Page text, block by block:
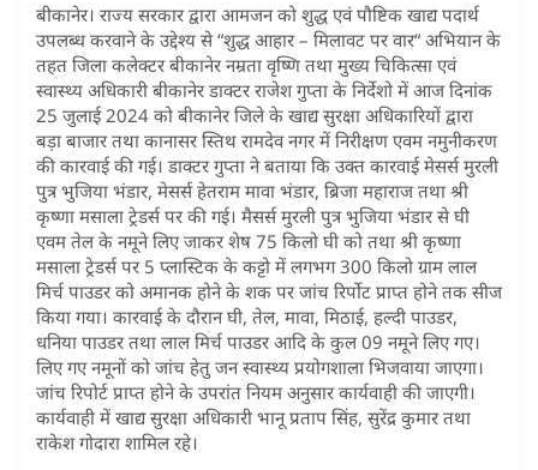
बीकानेर। राज्य सरकार द्वारा आमजन को शुद्ध एवं पौष्टिक खाद्य पदार्थ
उपलब्ध करवाने के उद्देश्य से “शुद्ध आहार – मिलावट पर वार“ अभियान के
तहत जिला कलेक्टर बीकानेर नम्रता वृष्णि तथा मुख्य चिकित्सा एवं
स्वास्थ्य अधिकारी बीकानेर डाक्टर राजेश गुप्ता के निर्देशो में आज दिनांक
25 जुलाई 2024 को बीकानेर जिले के खाद्य सुरक्षा अधिकारियों द्वारा
बड़ा बाजार तथा कानासर स्तिथ रामदेव नगर में निरीक्षण एवम नमुनीकरण
की कारवाई की गई। डाक्टर गुप्ता ने बताया कि उक्त कारवाई मेसर्स मुरली
पुत्र भुजिया भंडार, मेसर्स हेतराम मावा भंडार, ब्रिजा महाराज तथा श्री
कृष्णा मसाला ट्रेडर्स पर की गई। मैसर्स मुरली पुत्र भुजिया भंडार से घी
एवम तेल के नमूने लिए जाकर शेष 75 किलो घी को तथा श्री कृष्णा
मसाला ट्रेडर्स पर 5 प्लास्टिक के कट्टो में लगभग 300 किलो ग्राम लाल
मिर्च पाउडर को अमानक होने के शक पर जांच रिर्पोट प्राप्त होने तक सीज
किया गया। कारवाई के दौरान घी, तेल, मावा, मिठाई, हल्दी पाउडर,
धनिया पाउडर तथा लाल मिर्च पाउडर आदि के कुल 09 नमूने लिए गए।
लिए गए नमूनों को जांच हेतु जन स्वास्थ्य प्रयोगशाला भिजवाया जाएगा।
जांच रिपोर्ट प्राप्त होने के उपरांत नियम अनुसार कार्यवाही की जाएगी।
कार्यवाही में खाद्य सुरक्षा अधिकारी भानू प्रताप सिंह, सुरेंद्र कुमार तथा
राकेश गोदारा शामिल रहे।